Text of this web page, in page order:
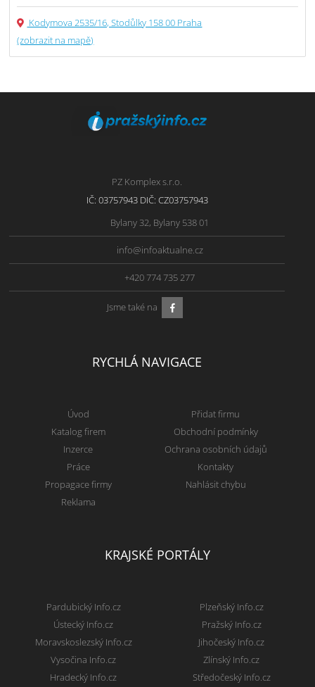
Kodymova 2535/16, Stodůlky 158 00 Praha
(zobrazit na mapě)
PZ Komplex s.r.o.
IČ: 03757943 DIČ: CZ03757943
Bylany 32, Bylany 538 01
info@infoaktualne.cz
+420 774 735 277
Jsme také na
RYCHLÁ NAVIGACE
Úvod
Katalog firem
Inzerce
Práce
Propagace firmy
Reklama
Přidat firmu
Obchodní podmínky
Ochrana osobních údajů
Kontakty
Nahlásit chybu
KRAJSKÉ PORTÁLY
Pardubický Info.cz
Ústecký Info.cz
Moravskoslezský Info.cz
Vysočina Info.cz
Hradecký Info.cz
Plzeňský Info.cz
Pražský Info.cz
Jihočeský Info.cz
Zlínský Info.cz
Středočeský Info.cz